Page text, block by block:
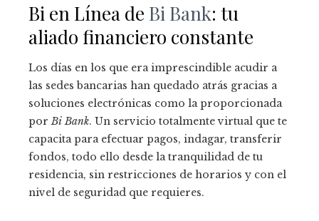
Bi en Línea de Bi Bank: tu
aliado financiero constante
Los días en los que era imprescindible acudir a
las sedes bancarias han quedado atrás gracias a
soluciones electrónicas como la proporcionada
porBi Bank. Un servicio totalmente virtual que te
capacita para efectuar pagos, indagar, transferir
fondos, todo ello desde la tranquilidad de tu
residencia, sin restricciones de horarios y con el
nivel de seguridad que requieres.